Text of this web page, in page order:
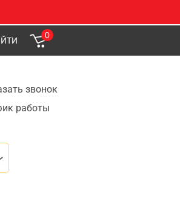
0
звонок
работы